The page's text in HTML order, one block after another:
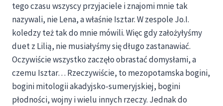
tego czasu wszyscy przyjaciele i znajomi mnie tak
nazywali, nie Lena, a właśnie Isztar. W zespole Jo.I.
koledzy też tak do mnie mówili. Więc gdy założyłyśmy
duet z Lilią, nie musiałyśmy się długo zastanawiać.
Oczywiście wszystko zaczęło obrastać domysłami, a
czemu Isztar… Rzeczywiście, to mezopotamska bogini,
bogini mitologii akadyjsko-sumeryjskiej, bogini
płodności, wojny i wielu innych rzeczy. Jednak do